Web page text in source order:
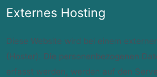
Externes Hosting
Diese Website wird bei einem
(Hoster). Die personenbezogenen
erfasst werden, werden auf den